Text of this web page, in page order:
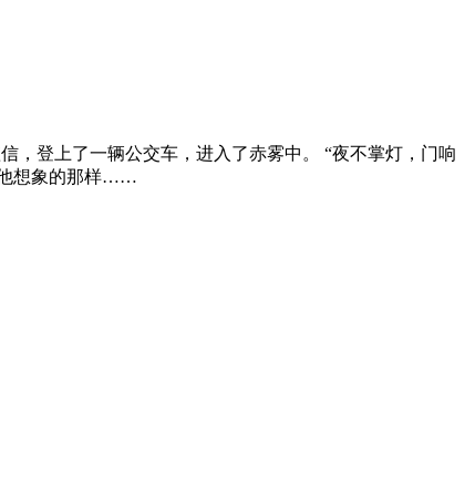
，登上了一辆公交车，进入了赤雾中。 “夜不掌灯，门响
他想象的那样……